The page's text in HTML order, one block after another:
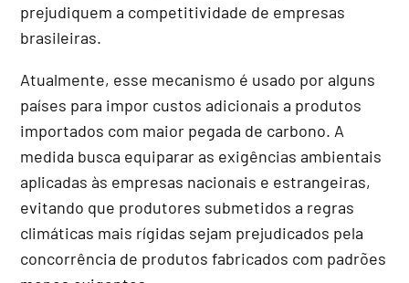
prejudiquem a competitividade de empresas
brasileiras.
Atualmente, esse mecanismo é usado por alguns
países para impor custos adicionais a produtos
importados com maior pegada de carbono. A
medida busca equiparar as exigências ambientais
aplicadas às empresas nacionais e estrangeiras,
evitando que produtores submetidos a regras
climáticas mais rígidas sejam prejudicados pela
concorrência de produtos fabricados com padrões